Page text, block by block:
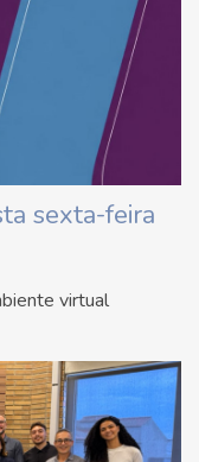
sexta-feira
virtual